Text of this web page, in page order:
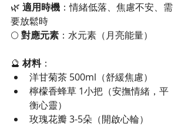
🌿 適用時機 ：情緒低落、焦慮不安、需
要放鬆時
🌕 對應元素 ：水元素（月亮能量）
🔮 材料：
洋甘菊茶 500ml（舒緩焦慮）
檸檬香蜂草 1小把（安撫情緒，平
衡心靈）
玫瑰花瓣 3-5朵（開啟心輪）